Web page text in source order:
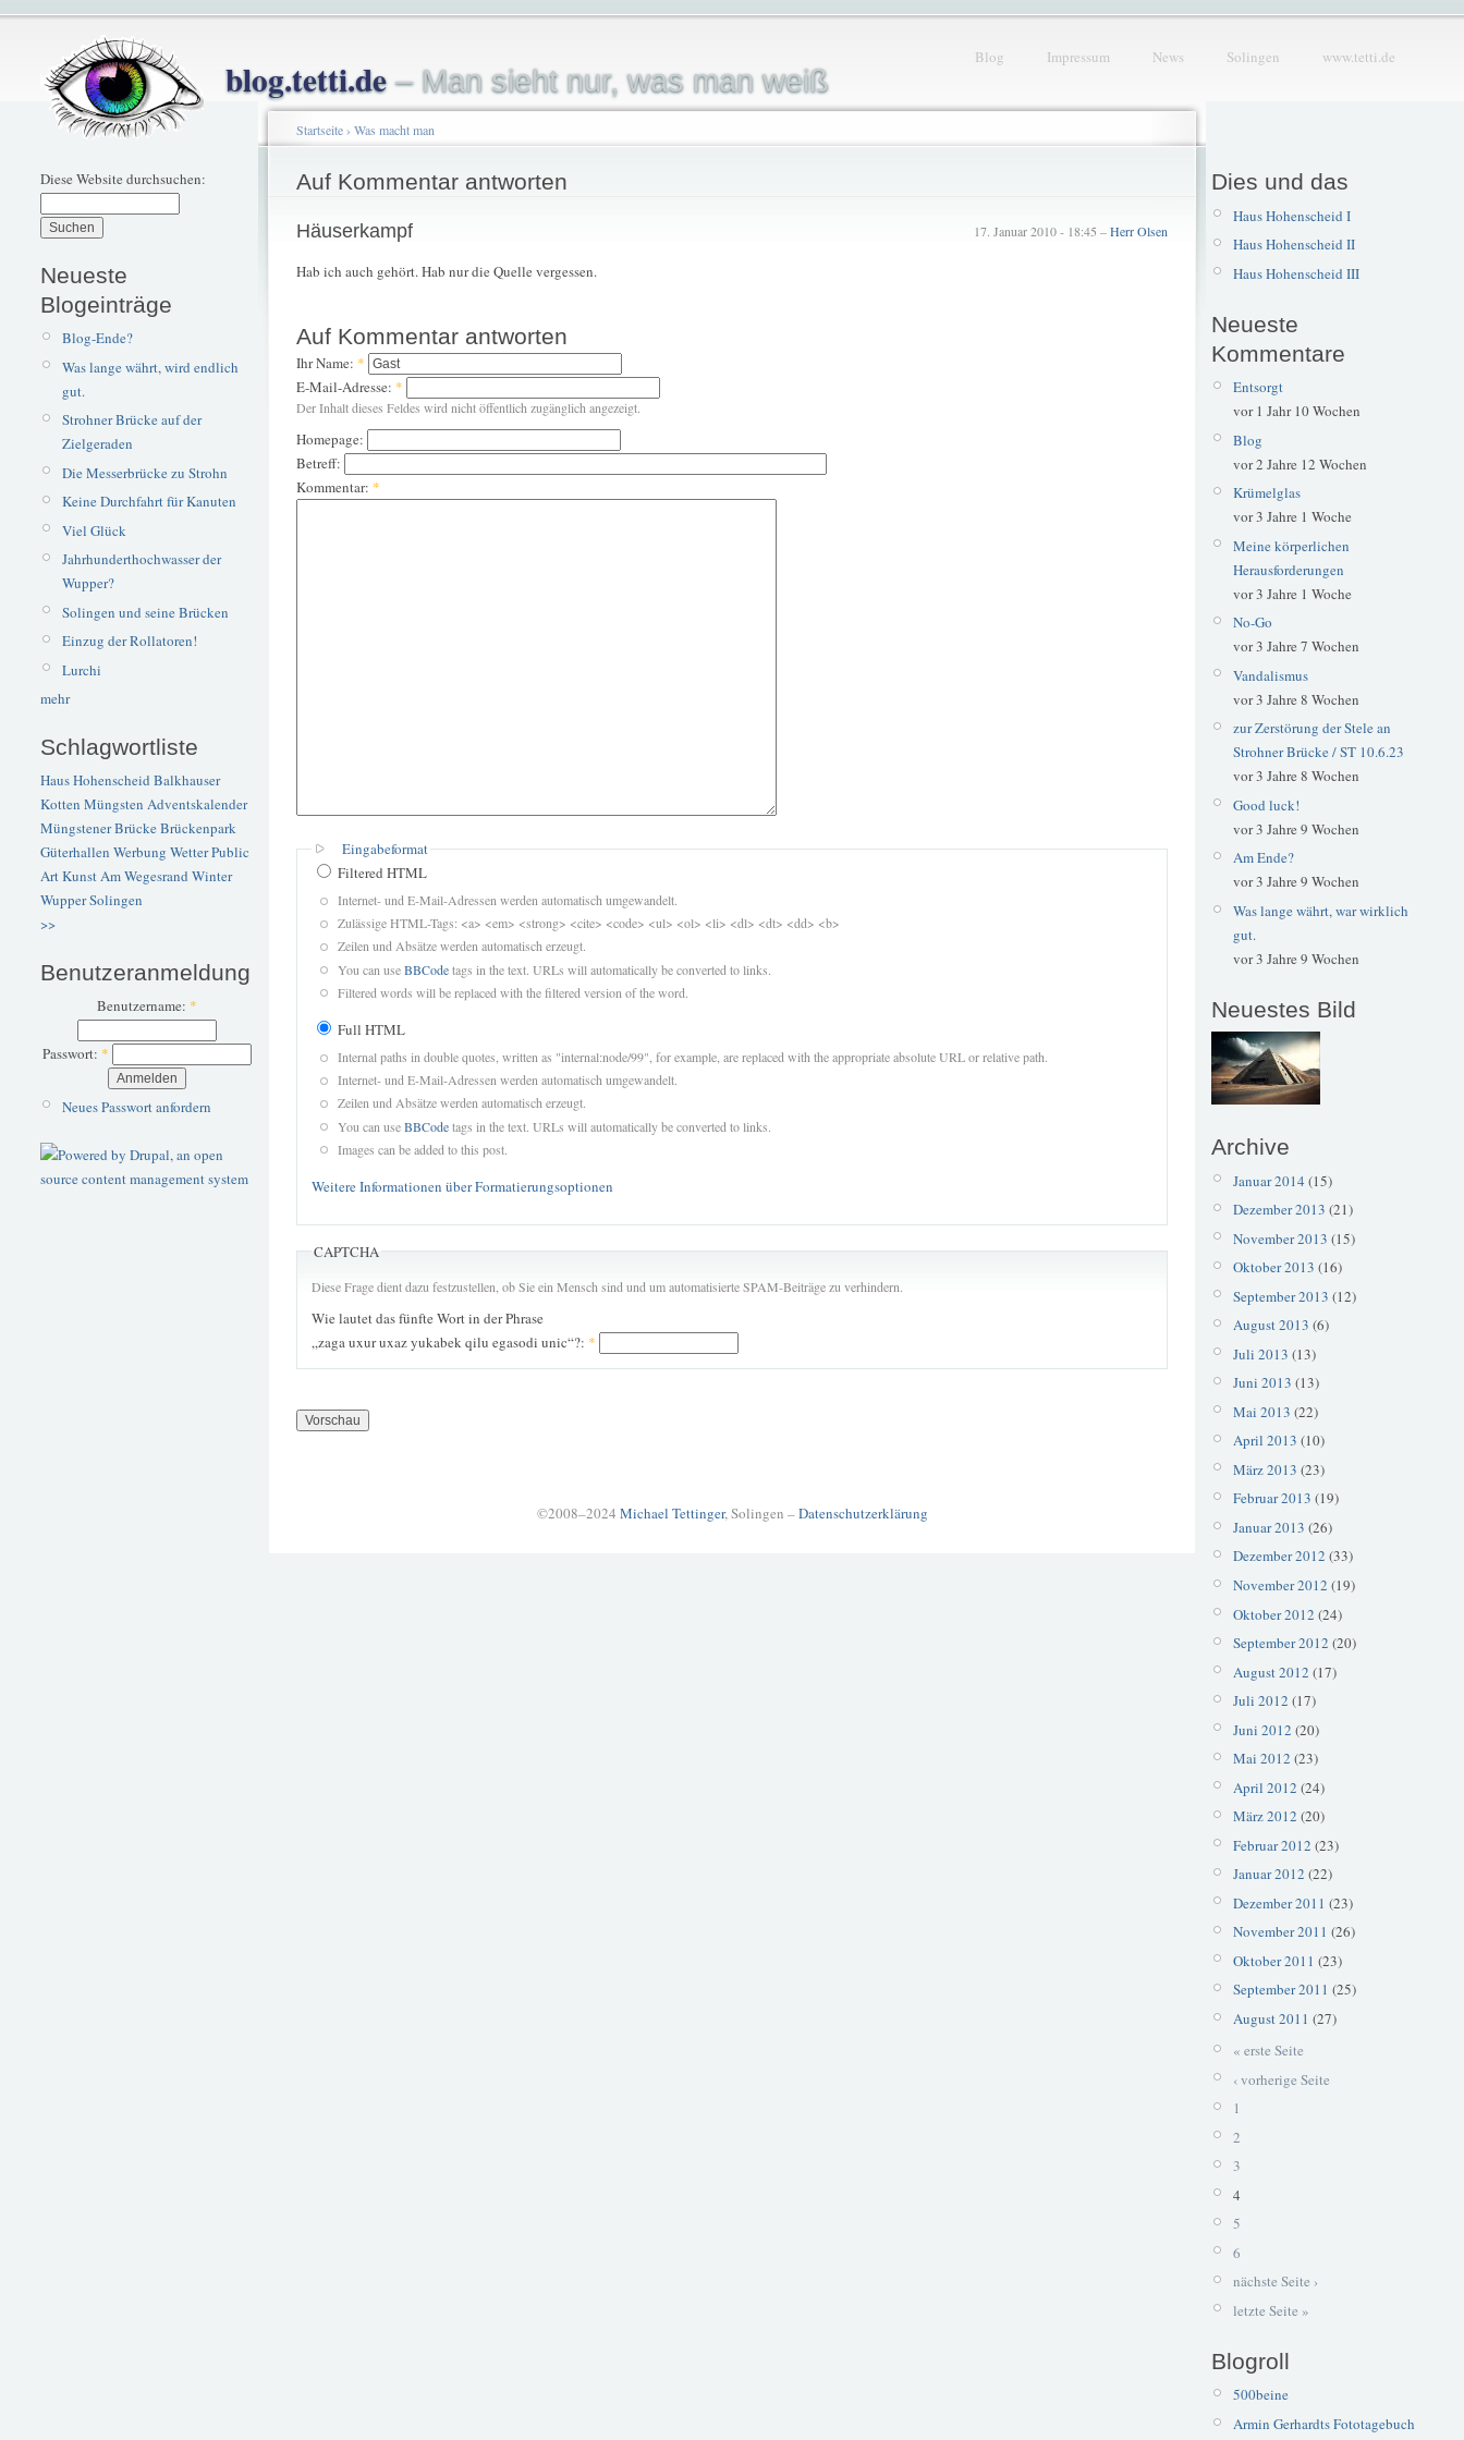
blog.tetti.de– Man sieht nur, was man weiß
Blog Impressum News Solingen www.tetti.de
Diese Website durchsuchen:
Neueste
Blogeinträge
Blog-Ende?
Was lange währt, wird endlich
gut.
Strohner Brücke auf der
Zielgeraden
Die Messerbrücke zu Strohn
Keine Durchfahrt für Kanuten
Viel Glück
Jahrhunderthochwasser der
Wupper?
Solingen und seine Brücken
Einzug der Rollatoren!
Lurchi
mehr
Schlagwortliste
Haus Hohenscheid Balkhauser
Kotten Müngsten Adventskalender
Müngstener BrückeBrückenpark
Güterhallen Werbung WetterPublic
ArtKunstAm Wegesrand Winter
WupperSolingen
>>
Benutzeranmeldung
Benutzername: *
Passwort: *
Neues Passwort anfordern
Startseite› Was macht man
Auf Kommentar antworten
17. Januar 2010 - 18:45 –Herr Olsen
Häuserkampf
Hab ich auch gehört. Hab nur die Quelle vergessen.
Auf Kommentar antworten
Ihr Name: *
E-Mail-Adresse: *
Der Inhalt dieses Feldes wird nicht öffentlich zugänglich angezeigt.
Homepage:
Betreff:
Kommentar: *
Eingabeformat
Filtered HTML
Internet- und E-Mail-Adressen werden automatisch umgewandelt.
Zulässige HTML-Tags: <a> <em> <strong> <cite> <code> <ul> <ol> <li> <dl> <dt> <dd> <b>
Zeilen und Absätze werden automatisch erzeugt.
You can useBBCodetags in the text. URLs will automatically be converted to links.
Filtered words will be replaced with the filtered version of the word.
Full HTML
Internal paths in double quotes, written as "internal:node/99", for example, are replaced with the appropriate absolute URL or relative path.
Internet- und E-Mail-Adressen werden automatisch umgewandelt.
Zeilen und Absätze werden automatisch erzeugt.
You can useBBCodetags in the text. URLs will automatically be converted to links.
Images can be added to this post.
Weitere Informationen über Formatierungsoptionen
CAPTCHA
Diese Frage dient dazu festzustellen, ob Sie ein Mensch sind und um automatisierte SPAM-Beiträge zu verhindern.
Wie lautet das fünfte Wort in der Phrase
„zaga uxur uxaz yukabek qilu egasodi unic“?: *
©2008–2024 Michael Tettinger, Solingen –Datenschutzerklärung
Dies und das
Haus Hohenscheid I
Haus Hohenscheid II
Haus Hohenscheid III
Neueste
Kommentare
Entsorgt
vor 1 Jahr 10 Wochen
Blog
vor 2 Jahre 12 Wochen
Krümelglas
vor 3 Jahre 1 Woche
Meine körperlichen
Herausforderungen
vor 3 Jahre 1 Woche
No-Go
vor 3 Jahre 7 Wochen
Vandalismus
vor 3 Jahre 8 Wochen
zur Zerstörung der Stele an
Strohner Brücke / ST 10.6.23
vor 3 Jahre 8 Wochen
Good luck!
vor 3 Jahre 9 Wochen
Am Ende?
vor 3 Jahre 9 Wochen
Was lange währt, war wirklich
gut.
vor 3 Jahre 9 Wochen
Neuestes Bild
Archive
Januar 2014 (15)
Dezember 2013 (21)
November 2013 (15)
Oktober 2013 (16)
September 2013 (12)
August 2013 (6)
Juli 2013 (13)
Juni 2013 (13)
Mai 2013 (22)
April 2013 (10)
März 2013 (23)
Februar 2013 (19)
Januar 2013 (26)
Dezember 2012 (33)
November 2012 (19)
Oktober 2012 (24)
September 2012 (20)
August 2012 (17)
Juli 2012 (17)
Juni 2012 (20)
Mai 2012 (23)
April 2012 (24)
März 2012 (20)
Februar 2012 (23)
Januar 2012 (22)
Dezember 2011 (23)
November 2011 (26)
Oktober 2011 (23)
September 2011 (25)
August 2011 (27)
« erste Seite
‹ vorherige Seite
1
2
3
4
5
6
nächste Seite ›
letzte Seite »
Blogroll
500beine
Armin Gerhardts Fototagebuch